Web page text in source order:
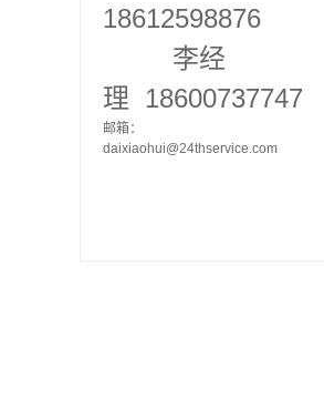
18612598876
李经
理 18600737747
邮箱：
daixiaohui@24thservice.com